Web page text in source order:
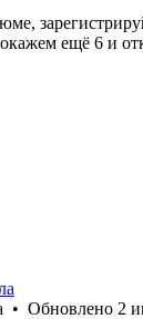
ещё 6 и
• Обновлено 2